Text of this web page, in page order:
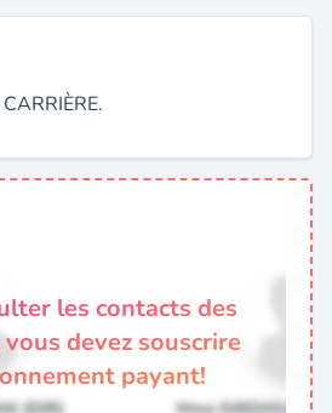
les contacts des
devez souscrire
payant!